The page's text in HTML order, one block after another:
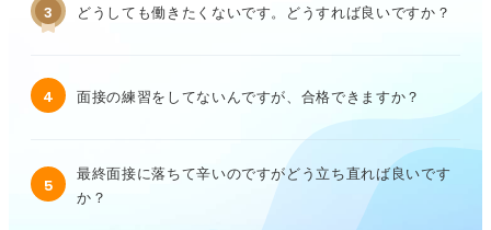
3 どうしても働きたくないです。どうすれば良いですか？
4 面接の練習をしてないんですが、合格できますか？
5
最終面接に落ちて辛いのですがどう立ち直れば良いです
か？